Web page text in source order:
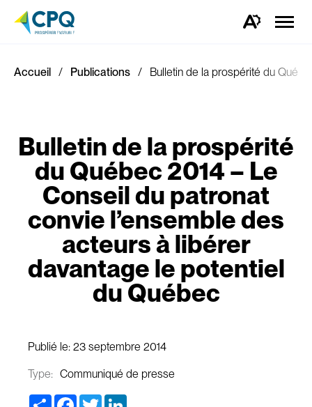
Ouvrez
d'accessibilité.
la
Accueil Publications Bulletin de la prospérité du
Bulletin de la prospérité
du Québec 2014 – Le
Conseil du patronat
convie l’ensemble des
acteurs à libérer
davantage le potentiel
du Québec
Publié le: 23 septembre 2014
Type: Communiqué de presse
Share Facebook
Twitter